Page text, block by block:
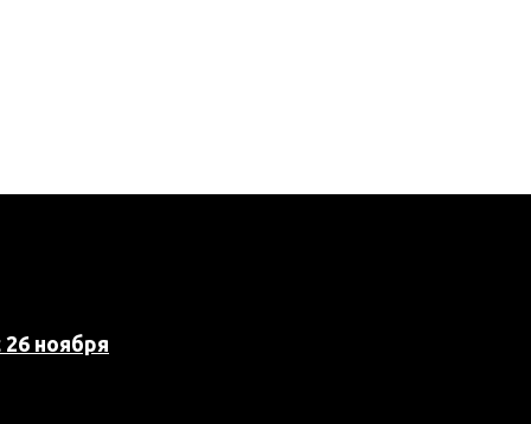
ноября